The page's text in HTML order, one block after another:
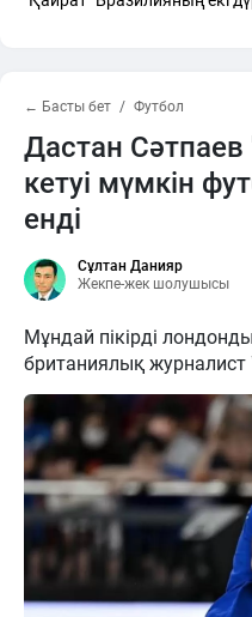
← Басты бет Футбол
Дастан
кетуі мүмкін
енді
Сұлтан Данияр
Жекпе-жек шолушысы
Мұндай пікірді
британиялық журналист